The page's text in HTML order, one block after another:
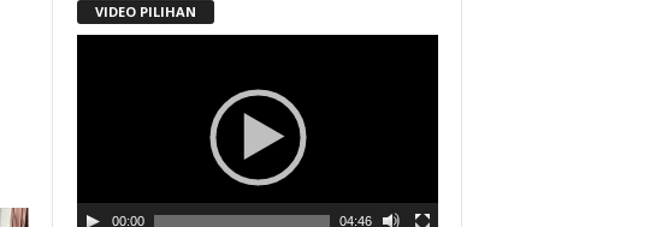
VIDEO PILIHAN
00:00 04:46